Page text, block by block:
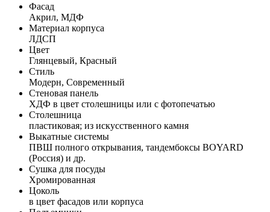
Фасад
Акрил, МДФ
Материал корпуса
ЛДСП
Цвет
Глянцевый, Красный
Стиль
Модерн, Современный
Стеновая панель
ХДФ в цвет столешницы или с фотопечатью
Столешница
пластиковая; из искусственного камня
Выкатные системы
ПВШ полного открывания, тандембоксы BOYARD
(Россия) и др.
Сушка для посуды
Хромированная
Цоколь
в цвет фасадов или корпуса